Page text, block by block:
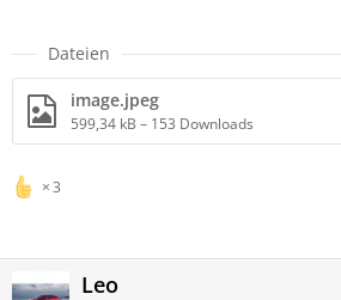
Dateien
image.jpeg
599,34 kB – 153 Downloads
3
Leo